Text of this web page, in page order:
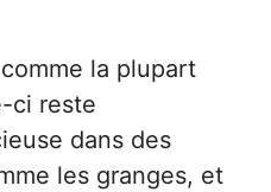
la plupart
ci reste
dans des
les granges, et